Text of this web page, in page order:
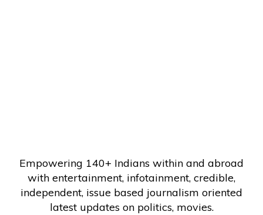
Empowering 140+ Indians within and abroad
with entertainment, infotainment, credible,
independent, issue based journalism oriented
latest updates on politics, movies.